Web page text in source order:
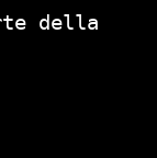
della